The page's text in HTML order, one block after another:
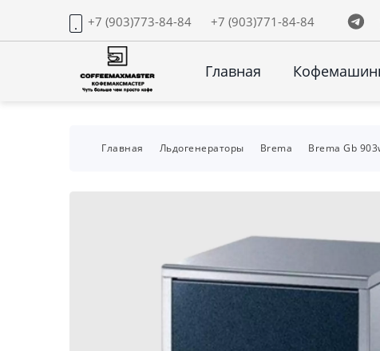
+7 (903)773-84-84 +7 (903)771-84-84
Главная
Главная Льдогенераторы Brema Brema Gb